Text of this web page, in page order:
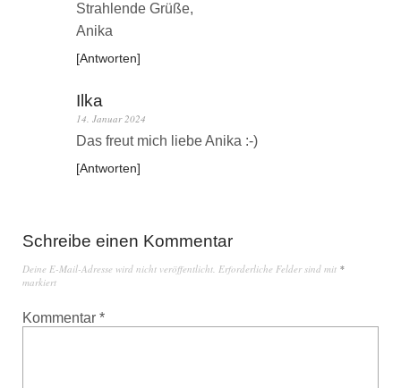
Strahlende Grüße,
Anika
Antworten
Ilka
14. Januar 2024
Das freut mich liebe Anika :-)
Antworten
Schreibe einen Kommentar
Deine E-Mail-Adresse wird nicht veröffentlicht. Erforderliche Felder sind mit *
markiert
Kommentar *